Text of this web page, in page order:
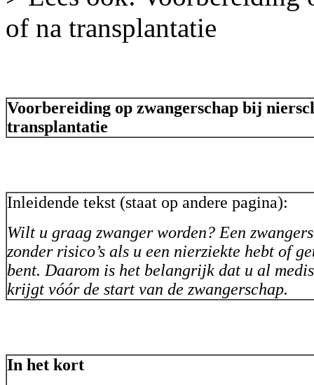
of na transplantatie
Voorbereiding op zwangerschap bij
transplantatie
Inleidende tekst (staat op andere pagina):
Wilt u graag zwanger worden? Een
zonder risico’s als u een nierziekte hebt of
bent. Daarom is het belangrijk dat u al
krijgt vóór de start van de zwangerschap.
In het kort